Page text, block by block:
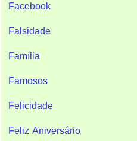
Facebook
Falsidade
Família
Famosos
Felicidade
Feliz Aniversário